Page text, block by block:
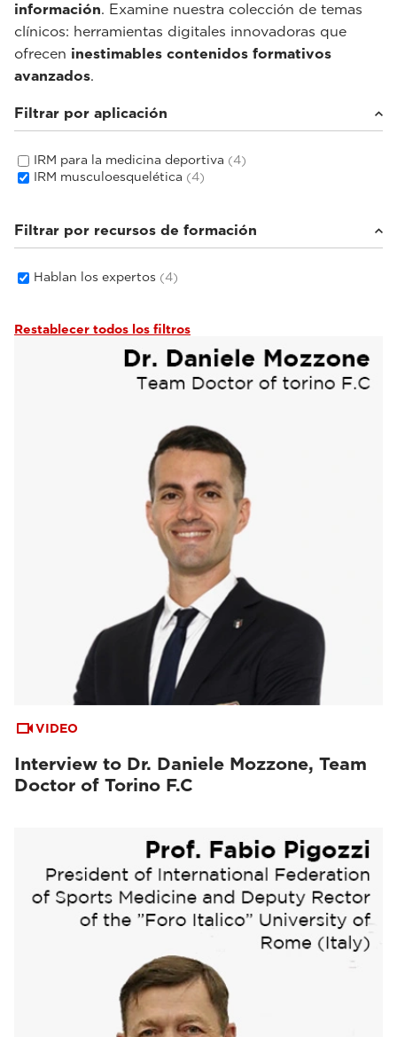
información. Examine nuestra colección de temas
clínicos: herramientas digitales innovadoras que
ofrecen inestimables contenidos formativos
avanzados.
Filtrar por aplicación
IRM para la medicina deportiva (4)
IRM musculoesquelética (4)
Filtrar por recursos de formación
Hablan los expertos (4)
Restablecer todos los filtros
VIDEO
Interview to Dr. Daniele Mozzone, Team
Doctor of Torino F.C